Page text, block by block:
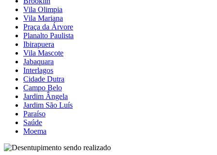
Vila Olimpia
Vila Mariana
Praça da Árvore
Planalto Paulista
Ibirapuera
Vila Mascote
Jabaquara
Interlagos
Cidade Dutra
Campo Belo
Jardim Ângela
Jardim São Luís
Paraíso
Saúde
Moema